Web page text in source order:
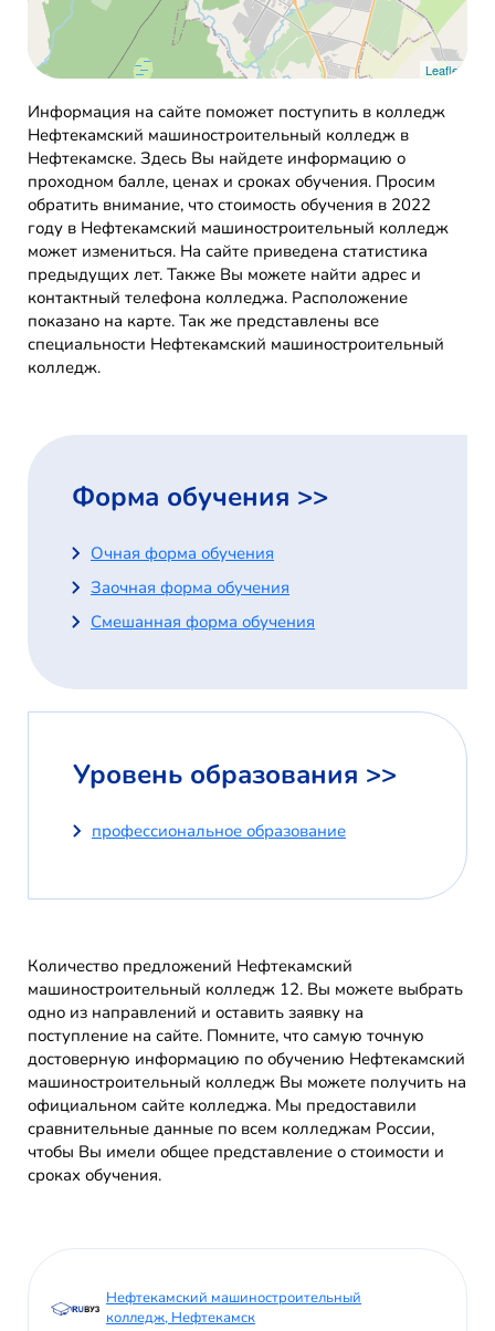
Leaflet
Информация на сайте поможет поступить в колледж
Нефтекамский машиностроительный колледж в
Нефтекамске. Здесь Вы найдете информацию о
проходном балле, ценах и сроках обучения. Просим
обратить внимание, что стоимость обучения в 2022
году в Нефтекамский машиностроительный колледж
может измениться. На сайте приведена статистика
предыдущих лет. Также Вы можете найти адрес и
контактный телефона колледжа. Расположение
показано на карте. Так же представлены все
специальности Нефтекамский машиностроительный
колледж.
Форма обучения >>
Очная форма обучения
Заочная форма обучения
Смешанная форма обучения
Уровень образования >>
профессиональное образование
Количество предложений Нефтекамский
машиностроительный колледж 12. Вы можете выбрать
одно из направлений и оставить заявку на
поступление на сайте. Помните, что самую точную
достоверную информацию по обучению Нефтекамский
машиностроительный колледж Вы можете получить на
официальном сайте колледжа. Мы предоставили
сравнительные данные по всем колледжам России,
чтобы Вы имели общее представление о стоимости и
сроках обучения.
Нефтекамский машиностроительный
колледж, Нефтекамск